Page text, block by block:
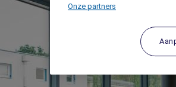
Onze partners